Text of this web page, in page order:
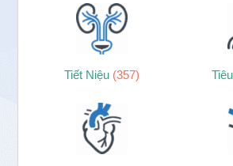
Tiết Niệu (357)